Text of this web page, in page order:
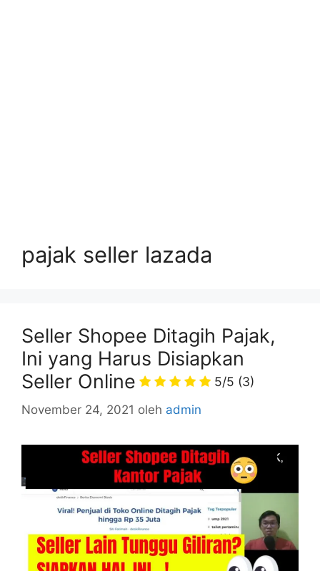
pajak seller lazada
Seller Shopee Ditagih Pajak,
Ini yang Harus Disiapkan
Seller Online
5/5 (3)
November 24, 2021 oleh admin